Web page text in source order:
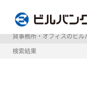
貸事務所・オフィスのビル
検索結果